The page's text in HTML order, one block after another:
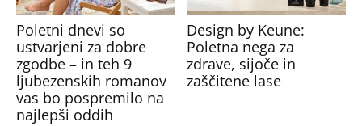
Poletni dnevi so
ustvarjeni za dobre
zgodbe – in teh 9
ljubezenskih romanov
vas bo pospremilo na
najlepši oddih
Design by Keune:
Poletna nega za
zdrave, sijoče in
zaščitene lase